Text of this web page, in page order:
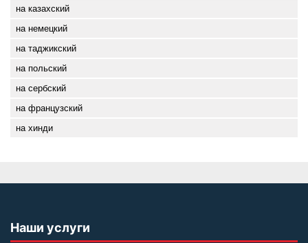
на казахский
на немецкий
на таджикский
на польский
на сербский
на французский
на хинди
Наши услуги